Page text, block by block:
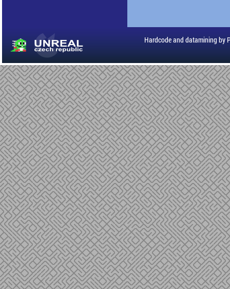
Hardcode and datamining by